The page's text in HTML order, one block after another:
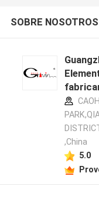
SOBRE NOSOTROS
,China
5.0